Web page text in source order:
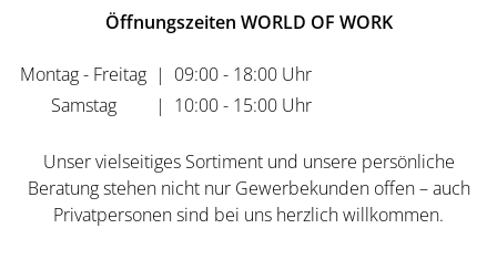
Öffnungszeiten WORLD OF WORK
Montag - Freitag | 09:00 - 18:00 Uhr
Samstag
| 10:00 - 15:00 Uhr
Unser vielseitiges Sortiment und unsere persönliche
Beratung stehen nicht nur Gewerbekunden offen – auch
Privatpersonen sind bei uns herzlich willkommen.